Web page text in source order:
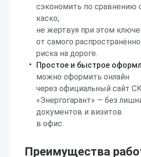
сэкономить по сравнению
каско,
не жертвуя при этом
от самого
риска на дороге.
Простое и быстрое
можно оформить онлайн
через официальный сайт
«Энергогарант» — без
документов и визитов
в офис.
Преимущества